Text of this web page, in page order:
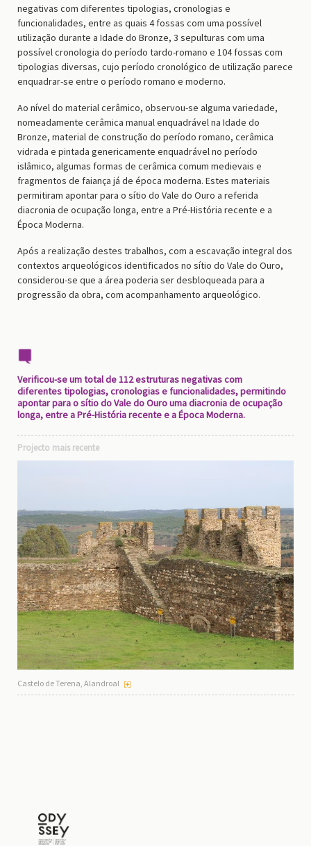
negativas com diferentes tipologias, cronologias e
funcionalidades, entre as quais 4 fossas com uma possível
utilização durante a Idade do Bronze, 3 sepulturas com uma
possível cronologia do período tardo-romano e 104 fossas com
tipologias diversas, cujo período cronológico de utilização parece
enquadrar-se entre o período romano e moderno.
Ao nível do material cerâmico, observou-se alguma variedade,
nomeadamente cerâmica manual enquadrável na Idade do
Bronze, material de construção do período romano, cerâmica
vidrada e pintada genericamente enquadrável no período
islâmico, algumas formas de cerâmica comum medievais e
fragmentos de faiança já de época moderna. Estes materiais
permitiram apontar para o sítio do Vale do Ouro a referida
diacronia de ocupação longa, entre a Pré-História recente e a
Época Moderna.
Após a realização destes trabalhos, com a escavação integral dos
contextos arqueológicos identificados no sítio do Vale do Ouro,
considerou-se que a área poderia ser desbloqueada para a
progressão da obra, com acompanhamento arqueológico.
Verificou-se um total de 112 estruturas negativas com
diferentes tipologias, cronologias e funcionalidades, permitindo
apontar para o sítio do Vale do Ouro uma diacronia de ocupação
longa, entre a Pré-História recente e a Época Moderna.
Projecto mais recente
Castelo de Terena, Alandroal